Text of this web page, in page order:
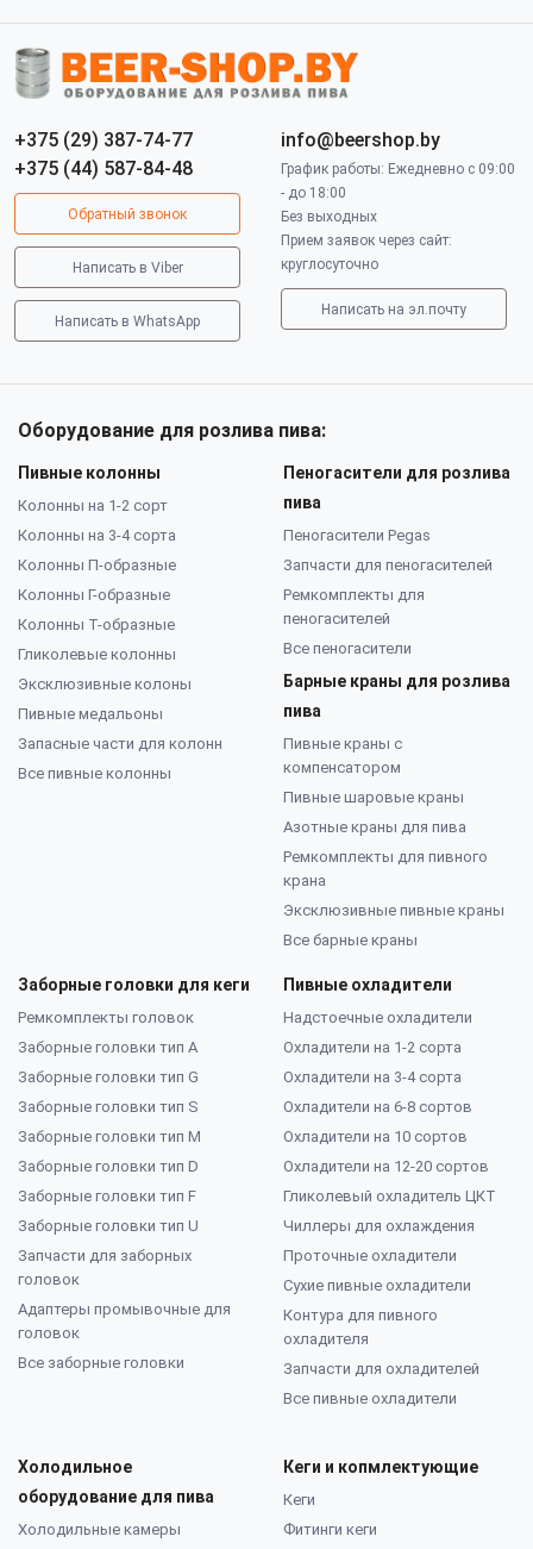
+375 (29) 387-74-77
+375 (44) 587-84-48
Обратный звонок
Написать в Viber
Написать в WhatsApp
info@beershop.by
График работы: Ежедневно с 09:00
- до 18:00
Без выходных
Прием заявок через сайт:
круглосуточно
Написать на эл.почту
Оборудование для розлива пива:
Пивные колонны
Колонны на 1-2 сорт
Колонны на 3-4 сорта
Колонны П-образные
Колонны Г-образные
Колонны Т-образные
Гликолевые колонны
Эксклюзивные колоны
Пивные медальоны
Запасные части для колонн
Все пивные колонны
Пеногасители для розлива
пива
Пеногасители Pegas
Запчасти для пеногасителей
Ремкомплекты для
пеногасителей
Все пеногасители
Барные краны для розлива
пива
Пивные краны с
компенсатором
Пивные шаровые краны
Азотные краны для пива
Ремкомплекты для пивного
крана
Эксклюзивные пивные краны
Все барные краны
Заборные головки для кеги
Ремкомплекты головок
Заборные головки тип А
Заборные головки тип G
Заборные головки тип S
Заборные головки тип M
Заборные головки тип D
Заборные головки тип F
Заборные головки тип U
Запчасти для заборных
головок
Адаптеры промывочные для
головок
Все заборные головки
Пивные охладители
Надстоечные охладители
Охладители на 1-2 сорта
Охладители на 3-4 сорта
Охладители на 6-8 сортов
Охладители на 10 сортов
Охладители на 12-20 сортов
Гликолевый охладитель ЦКТ
Чиллеры для охлаждения
Проточные охладители
Сухие пивные охладители
Контура для пивного
охладителя
Запчасти для охладителей
Все пивные охладители
Холодильное
оборудование для пива
Холодильные камеры
Кеги и копмлектующие
Кеги
Фитинги кеги